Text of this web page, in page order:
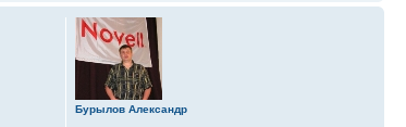
Бурылов Александр